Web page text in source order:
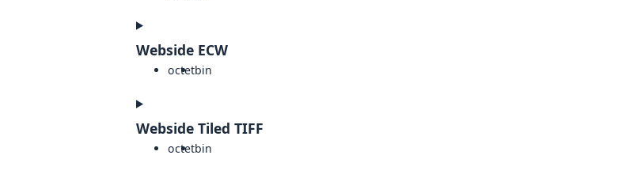
Webside ECW
octetbin
Webside Tiled TIFF
octetbin